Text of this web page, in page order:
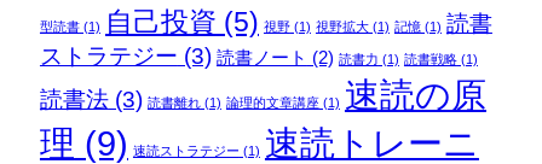
型読書(1) 自己投資 (5) 視野(1) 視野拡大(1) 記憶(1) 読書
ストラテジー (3) 読書ノート (2) 読書力 (1) 読書戦略(1)
読書法(3) 読書離れ(1) 論理的文章講座(1) 速読の原
理 (9) 速読ストラテジー (1) 速読トレーニ